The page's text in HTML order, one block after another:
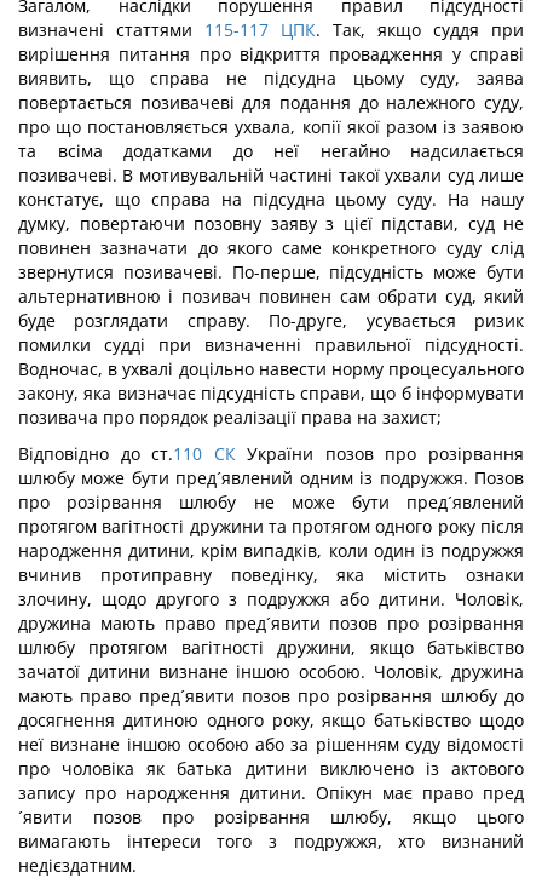
Загалом, наслідки порушення правил підсудності
визначені статтями 115-117 ЦПК. Так, якщо суддя при
вирішення питання про відкриття провадження у справі
виявить, що справа не підсудна цьому суду, заява
повертається позивачеві для подання до належного суду,
про що постановляється ухвала, копії якої разом із заявою
та всіма додатками до неї негайно надсилається
позивачеві. В мотивувальній частині такої ухвали суд лише
констатує, що справа на підсудна цьому суду. На нашу
думку, повертаючи позовну заяву з цієї підстави, суд не
повинен зазначати до якого саме конкретного суду слід
звернутися позивачеві. По-перше, підсудність може бути
альтернативною і позивач повинен сам обрати суд, який
буде розглядати справу. По-друге, усувається ризик
помилки судді при визначенні правильної підсудності.
Водночас, в ухвалі доцільно навести норму процесуального
закону, яка визначає підсудність справи, що б інформувати
позивача про порядок реалізації права на захист;
Відповідно до ст.110 СКУкраїни позов про розірвання
шлюбу може бути пред´явлений одним із подружжя. Позов
про розірвання шлюбу не може бути пред´явлений
протягом вагітності дружини та протягом одного року після
народження дитини, крім випадків, коли один із подружжя
вчинив протиправну поведінку, яка містить ознаки
злочину, щодо другого з подружжя або дитини. Чоловік,
дружина мають право пред´явити позов про розірвання
шлюбу протягом вагітності дружини, якщо батьківство
зачатої дитини визнане іншою особою. Чоловік, дружина
мають право пред´явити позов про розірвання шлюбу до
досягнення дитиною одного року, якщо батьківство щодо
неї визнане іншою особою або за рішенням суду відомості
про чоловіка як батька дитини виключено із актового
запису про народження дитини. Опікун має право пред
´явити позов про розірвання шлюбу, якщо цього
вимагають інтереси того з подружжя, хто визнаний
недієздатним.